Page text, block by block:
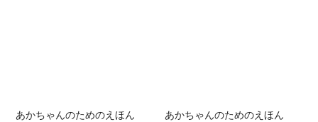
あかちゃんのためのえほん
あかちゃんのためのえほん